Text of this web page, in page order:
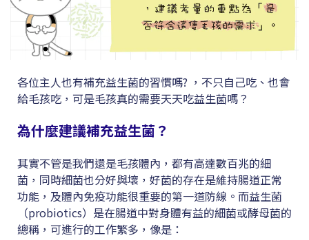
各位主人也有補充益生菌的習慣嗎? ，不只自己吃、也會
給毛孩吃，可是毛孩真的需要天天吃益生菌嗎？
為什麼建議補充益生菌？
其實不管是我們還是毛孩體內，都有高達數百兆的細
菌，同時細菌也分好與壞，好菌的存在是維持腸道正常
功能，及體內免疫功能很重要的第一道防線。而益生菌
（probiotics）是在腸道中對身體有益的細菌或酵母菌的
總稱，可進行的工作繁多，像是：